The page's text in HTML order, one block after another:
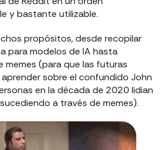
y bastante utilizable.
propósitos, desde recopilar
para modelos de IA hasta
memes (para que las futuras
sobre el confundido John
en la década de 2020 lidian
a través de memes).